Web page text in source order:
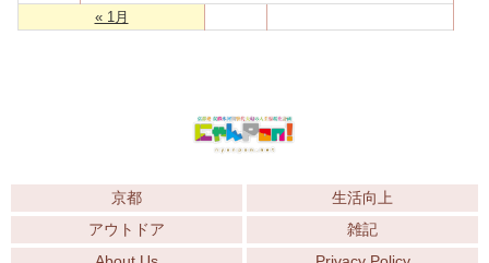
« 1月
京都
生活向上
アウトドア
雑記